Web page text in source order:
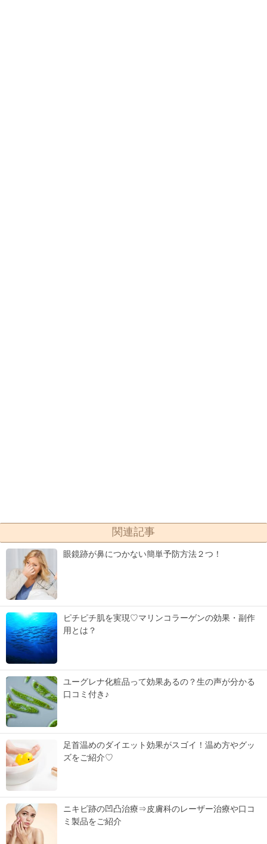
関連記事
眼鏡跡が鼻につかない簡単予防方法２つ！
ピチピチ肌を実現♡マリンコラーゲンの効果・副作
用とは？
ユーグレナ化粧品って効果あるの？生の声が分かる
口コミ付き♪
足首温めのダイエット効果がスゴイ！温め方やグッ
ズをご紹介♡
ニキビ跡の凹凸治療⇒皮膚科のレーザー治療や口コ
ミ製品をご紹介